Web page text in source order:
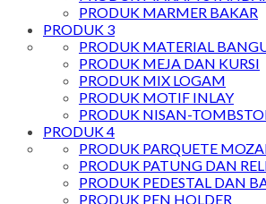
PRODUK MARMER BAKAR
PRODUK 3
PRODUK MATERIAL
PRODUK MEJA DAN KURSI
PRODUK MIX LOGAM
PRODUK MOTIF INLAY
PRODUK NISAN-
PRODUK 4
PRODUK PARQUETE
PRODUK PATUNG DAN
PRODUK PEDESTAL DAN
PRODUK PEN HOLDER